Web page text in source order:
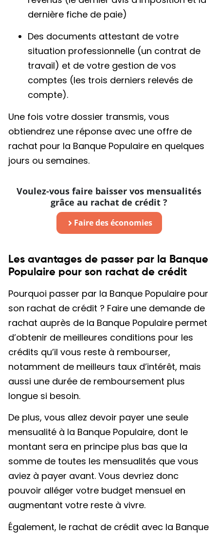
dernière fiche de paie)
Des documents attestant de votre
situation professionnelle (un contrat de
travail) et de votre gestion de vos
comptes (les trois derniers relevés de
compte).
Une fois votre dossier transmis, vous
obtiendrez une réponse avec une offre de
rachat pour la Banque Populaire en quelques
jours ou semaines.
Voulez-vous faire baisser vos mensualités
grâce au rachat de crédit ?
Faire des économies
Les avantages de passer par la Banque
Populaire pour son rachat de crédit
Pourquoi passer par la Banque Populaire pour
son rachat de crédit ? Faire une demande de
rachat auprès de la Banque Populaire permet
d’obtenir de meilleures conditions pour les
crédits qu’il vous reste à rembourser,
notamment de meilleurs taux d’intérêt, mais
aussi une durée de remboursement plus
longue si besoin.
De plus, vous allez devoir payer une seule
mensualité à la Banque Populaire, dont le
montant sera en principe plus bas que la
somme de toutes les mensualités que vous
aviez à payer avant. Vous devriez donc
pouvoir alléger votre budget mensuel en
augmentant votre reste à vivre.
Également, le rachat de crédit avec la Banque